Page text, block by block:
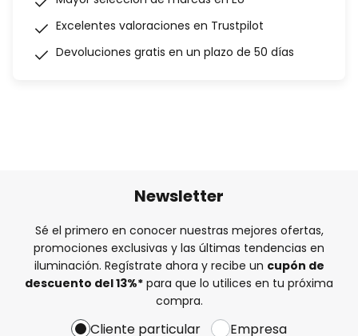
Excelentes valoraciones en Trustpilot
Devoluciones gratis en un plazo de 50 días
Newsletter
Sé el primero en conocer nuestras mejores ofertas,
promociones exclusivas y las últimas tendencias en
iluminación. Regístrate ahora y recibe un cupón de
descuento del13%* para que lo utilices en tu próxima
compra.
Cliente particular Empresa